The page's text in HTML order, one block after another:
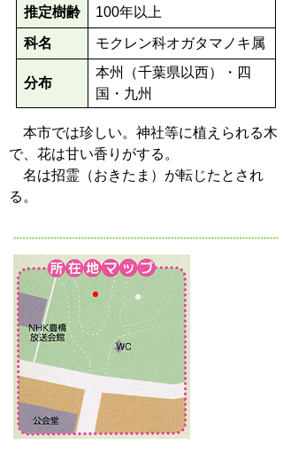
推定樹齢 100年以上
科名 モクレン科オガタマノキ属
分布
本州（千葉県以西）・四
国・九州
本市では珍しい。神社等に植えられる木
で、花は甘い香りがする。
名は招霊（おきたま）が転じたとされ
る。